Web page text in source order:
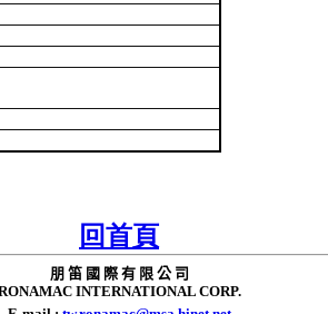
回首頁
朋 笛 國 際 有 限 公 司
INTERNATIONAL CORP.